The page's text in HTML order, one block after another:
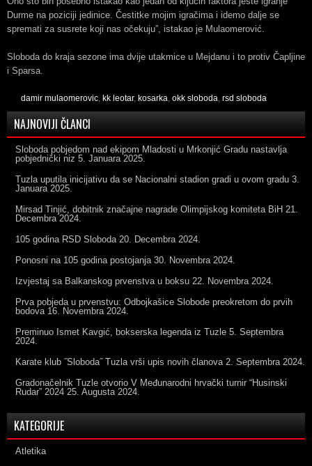
Durme na poziciji jedinice. Čestitke mojim igračima i idemo dalje se
spremati za susrete koji nas očekuju”, istakao je Mulaomerović.
Sloboda do kraja sezone ima dvije utakmice u Mejdanu i to protiv Čapljine
i Sparsa.
damir mulaomerovic, kk leotar, kosarka, okk sloboda, rsd sloboda
NAJNOVIJI ČLANCI
Sloboda pobjedom nad ekipom Mladosti u Mrkonjić Gradu nastavlja
pobjednički niz 5. Januara 2025.
Tuzla uputila inicijativu da se Nacionalni stadion gradi u ovom gradu 3.
Januara 2025.
Mirsad Tinjić, dobitnik značajne nagrade Olimpijskog komiteta BiH 21.
Decembra 2024.
105 godina RSD Sloboda 20. Decembra 2024.
Ponosni na 105 godina postojanja 30. Novembra 2024.
Izvjestaj sa Balkanskog prvenstva u boksu 22. Novembra 2024.
Prva pobjeda u prvenstvu: Odbojkašice Slobode preokretom do prvih
bodova 16. Novembra 2024.
Preminuo Ismet Kavgić, bokserska legenda iz Tuzle 5. Septembra
2024.
Karate klub ˝Sloboda˝ Tuzla vrši upis novih članova 2. Septembra 2024.
Gradonačelnik Tuzle otvorio V Međunarodni hrvački turnir “Husinski
Rudar” 2024 25. Augusta 2024.
KATEGORIJE
Atletika